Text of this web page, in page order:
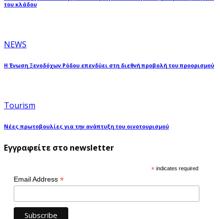
του κλάδου
NEWS
Η Ένωση Ξενοδόχων Ρόδου επενδύει στη διεθνή προβολή του προορισμού
Tourism
Νέες πρωτοβουλίες για την ανάπτυξη του οινοτουρισμού
Εγγραφείτε στο newsletter
* indicates required
Email Address *